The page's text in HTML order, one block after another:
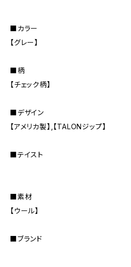
■カラー
【グレー】
■柄
【チェック柄】
■デザイン
【アメリカ製】,【TALONジップ】
■テイスト
■素材
【ウール】
■ブランド